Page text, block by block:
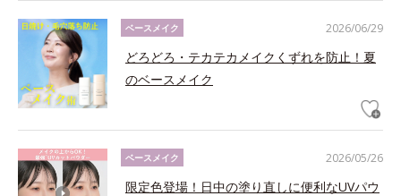
2026/06/29
ベースメイク
どろどろ・テカテカメイクくずれを防止！夏
のベースメイク
2026/05/26
ベースメイク
限定色登場！日中の塗り直しに便利なUVパウ